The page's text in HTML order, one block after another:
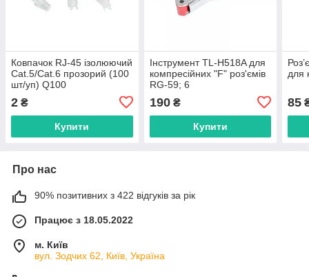
Ковпачок RJ-45 ізолюючий
Cat.5/Cat.6 прозорий (100
шт/уп) Q100
2 ₴
Купити
Інструмент TL-H518A для
компресійних "F" роз'ємів
RG-59; 6
190₴
Купити
для
85
Про нас
90% позитивних з 422 відгуків за рік
Працює з 18.05.2022
м. Київ
вул. Зодчих 62, Київ, Україна